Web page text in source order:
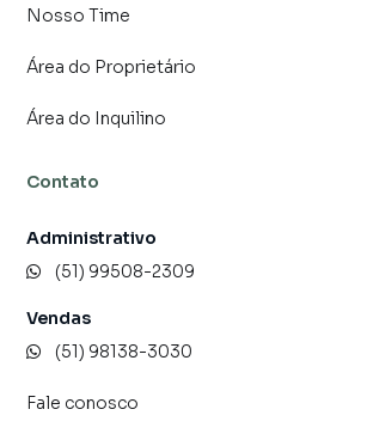
Nosso Time
Área do Proprietário
Área do Inquilino
Contato
Administrativo
(51) 99508-2309
Vendas
(51) 98138-3030
Fale conosco